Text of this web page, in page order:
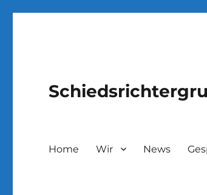
Home Wir News